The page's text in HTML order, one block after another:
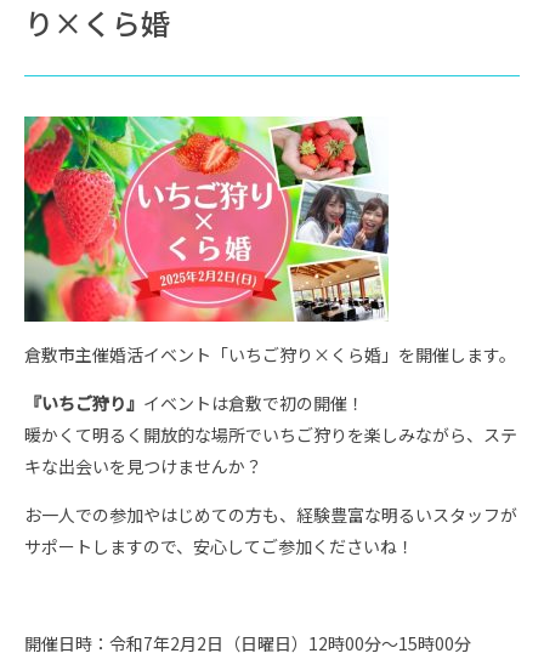
り×くら婚
倉敷市主催婚活イベント「いちご狩り×くら婚」を開催します。
『いちご狩り』 イベントは倉敷で初の開催！
暖かくて明るく開放的な場所でいちご狩りを楽しみながら、ステ
キな出会いを見つけませんか？
お一人での参加やはじめての方も、経験豊富な明るいスタッフが
サポートしますので、安心してご参加くださいね！
開催日時：令和7年2月2日（日曜日）12時00分～15時00分